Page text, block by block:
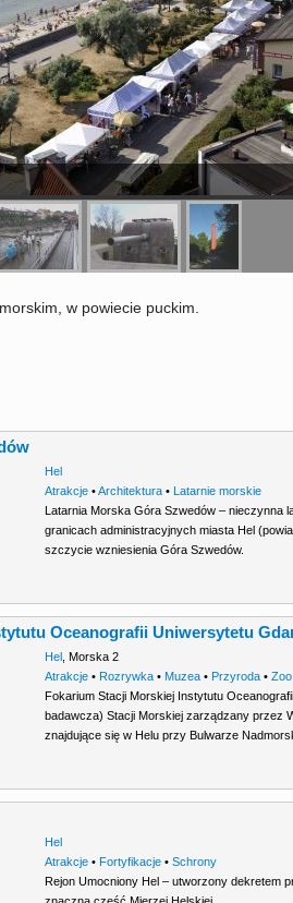
w powiecie puckim.
Hel
Atrakcje •Architektura • Latarnie morskie
Latarnia Morska Góra Szwedów – nieczynna
granicach administracyjnych miasta Hel
szczycie wzniesienia Góra Szwedów.
Oceanografii Uniwersytetu
Hel Morska 2
Atrakcje • Rozrywka • Muzea • Przyroda •Zoo
Fokarium Stacji Morskiej Instytutu
badawcza) Stacji Morskiej zarządzany przez
znajdujące się w Helu przy Bulwarze
Hel
Atrakcje • Fortyfikacje •Schrony
Rejon Umocniony Hel – utworzony dekretem